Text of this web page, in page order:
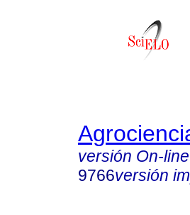
versión On-line
9766versión